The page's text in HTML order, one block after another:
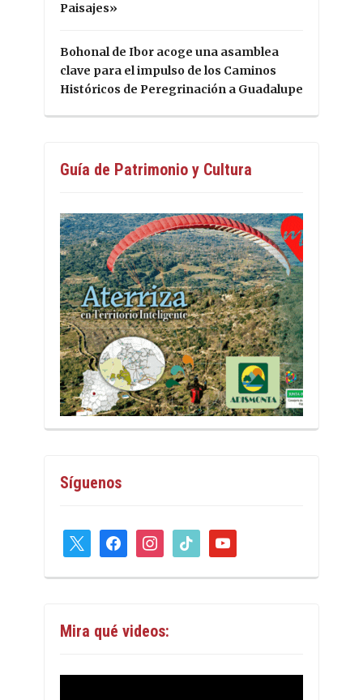
Paisajes»
Bohonal de Ibor acoge una asamblea
clave para el impulso de los Caminos
Históricos de Peregrinación a Guadalupe
Guía de Patrimonio y Cultura
Síguenos
facebookinstagram
tiktok youtube
Mira qué videos: